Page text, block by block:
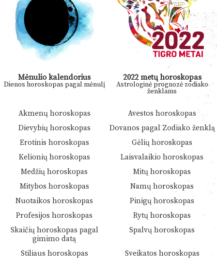
Mėnulio kalendorius
Dienos horoskopas pagal mėnulį
2022 metų horoskopas
Astrologinė prognozė zodiako
ženklams
Akmenų horoskopas
Avestos horoskopas
Dievybių horoskopas
Dovanos pagal Zodiako ženklą
Erotinis horoskopas
Gėlių horoskopas
Kelionių horoskopas
Laisvalaikio horoskopas
Medžių horoskopas
Mitų horoskopas
Mitybos horoskopas
Namų horoskopas
Nuotaikos horoskopas
Pinigų horoskopas
Profesijos horoskopas
Rytų horoskopas
Skaičių horoskopas pagal
gimimo datą
Spalvų horoskopas
Stiliaus horoskopas
Sveikatos horoskopas